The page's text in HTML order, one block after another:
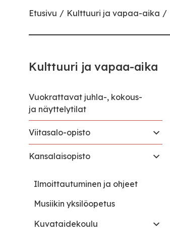
Etusivu Kulttuuri ja vapaa-aika
Kulttuuri ja vapaa-aika
Vuokrattavat juhla-, kokous-
ja näyttelytilat
Viitasalo-opisto
Kansalaisopisto
Ilmoittautuminen ja ohjeet
Musiikin yksilöopetus
Kuvataidekoulu